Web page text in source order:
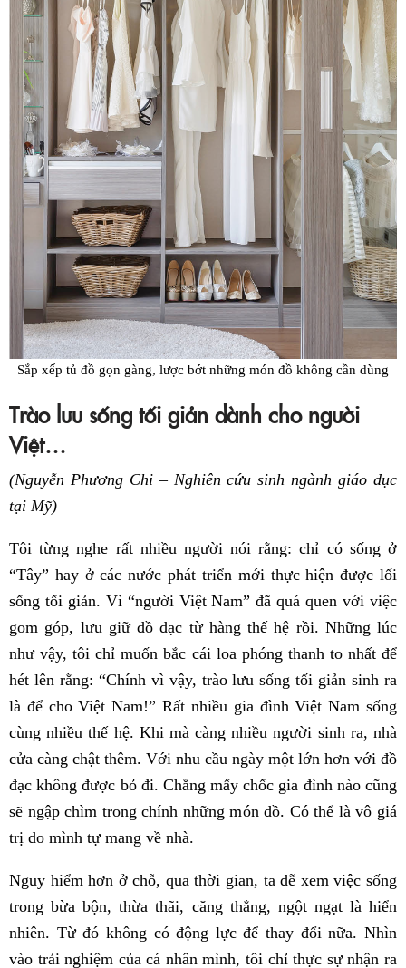
Sắp xếp tủ đồ gọn gàng, lược bớt những món đồ không cần dùng
Trào lưu sống tối giản dành cho người
Việt…
(Nguyễn Phương Chi – Nghiên cứu sinh ngành giáo dục
tại Mỹ)
Tôi từng nghe rất nhiều người nói rằng: chỉ có sống ở
“Tây” hay ở các nước phát triển mới thực hiện được lối
sống tối giản. Vì “người Việt Nam” đã quá quen với việc
gom góp, lưu giữ đồ đạc từ hàng thế hệ rồi. Những lúc
như vậy, tôi chỉ muốn bắc cái loa phóng thanh to nhất để
hét lên rằng: “Chính vì vậy, trào lưu sống tối giản sinh ra
là để cho Việt Nam!” Rất nhiều gia đình Việt Nam sống
cùng nhiều thế hệ. Khi mà càng nhiều người sinh ra, nhà
cửa càng chật thêm. Với nhu cầu ngày một lớn hơn với đồ
đạc không được bỏ đi. Chẳng mấy chốc gia đình nào cũng
sẽ ngập chìm trong chính những món đồ. Có thể là vô giá
trị do mình tự mang về nhà.
Nguy hiểm hơn ở chỗ, qua thời gian, ta dễ xem việc sống
trong bừa bộn, thừa thãi, căng thẳng, ngột ngạt là hiển
nhiên. Từ đó không có động lực để thay đổi nữa. Nhìn
vào trải nghiệm của cá nhân mình, tôi chỉ thực sự nhận ra